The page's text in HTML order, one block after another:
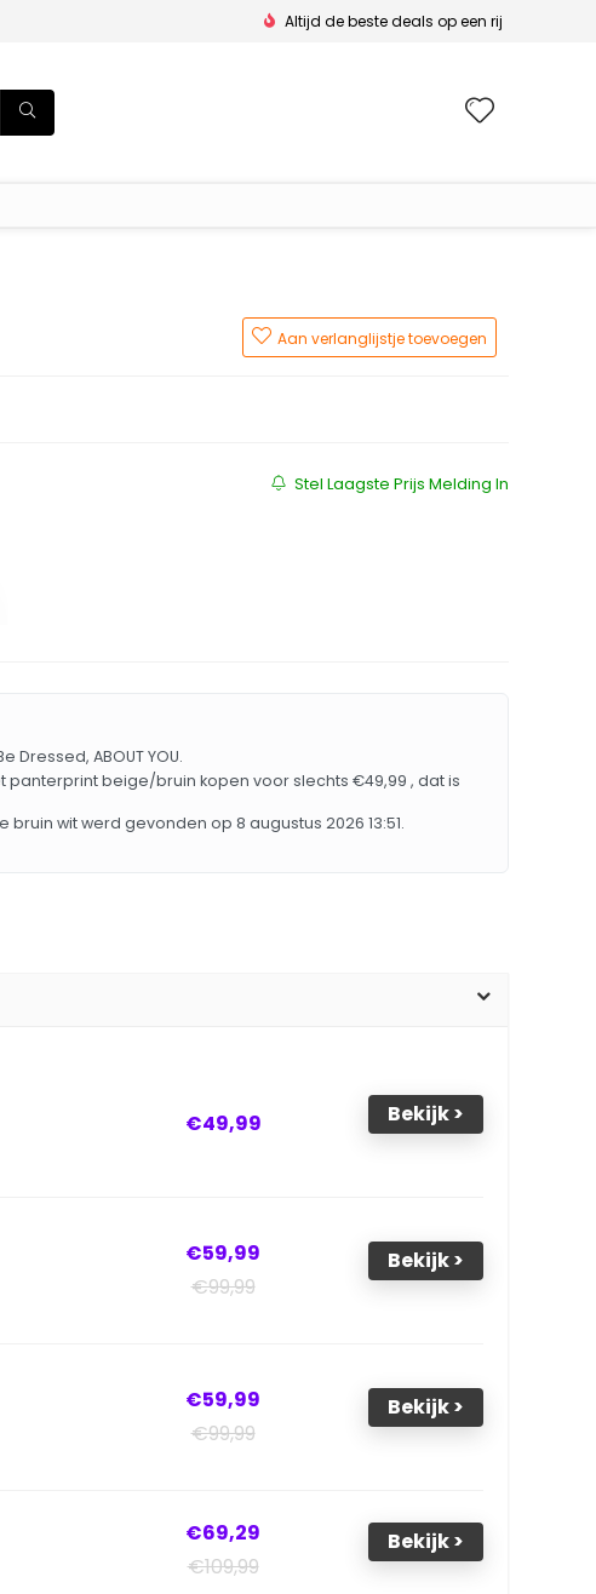
Altijd de beste deals op een rij
Aan verlanglijstje toevoegen
Stel Laagste Prijs Melding In
Dressed, ABOUT YOU.
panterprint beige/bruin kopen voor slechts €49,99 , dat is
wit werd gevonden op 8 augustus 2026 13:51.
€49,99 Bekijk >
€59,99
€99,99
Bekijk >
€59,99
€99,99
Bekijk >
€69,29
€109,99
Bekijk >